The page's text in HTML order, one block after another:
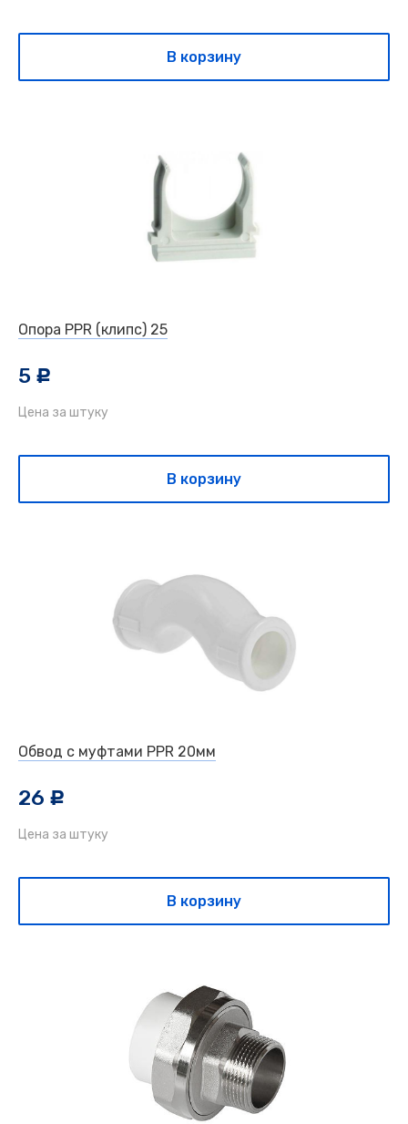
В корзину
Опора PPR (клипс) 25
5 c
Цена за штуку
В корзину
Обвод с муфтами PPR 20мм
26 c
Цена за штуку
В корзину